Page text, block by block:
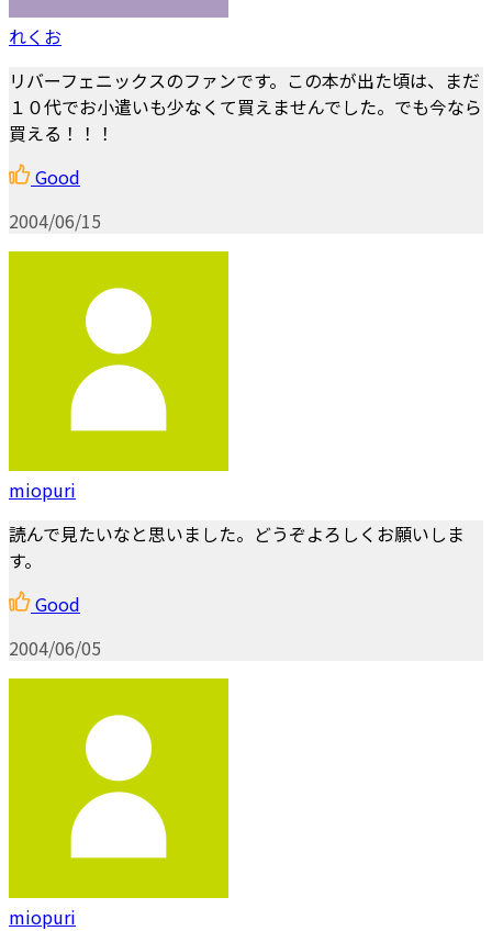
れくお
リバーフェニックスのファンです。この本が出た頃は、まだ
１０代でお小遣いも少なくて買えませんでした。でも今なら
買える！！！
Good
2004/06/15
miopuri
読んで見たいなと思いました。どうぞよろしくお願いしま
す。
Good
2004/06/05
miopuri